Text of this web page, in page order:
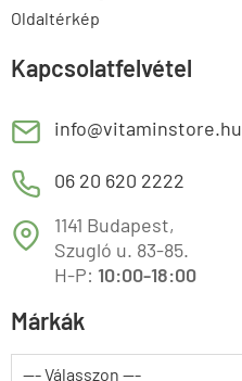
Oldaltérkép
Kapcsolatfelvétel
E info@vitaminstore.hu
M 06 20 620 2222
T
1141 Budapest,
Szugló u. 83-85.
H-P: 10:00-18:00
Márkák